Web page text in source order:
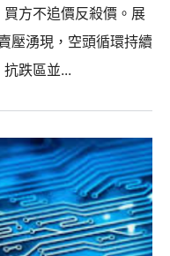
方不追價反殺價。展
壓湧現，空頭循環持續
跌區並...